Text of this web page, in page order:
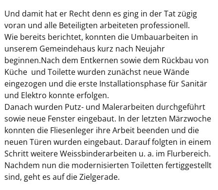
Und damit hat er Recht denn es ging in der Tat zügig
voran und alle Beteiligten arbeiteten professionell.
Wie bereits berichtet, konnten die Umbauarbeiten in
unserem Gemeindehaus kurz nach Neujahr
beginnen.Nach dem Entkernen sowie dem Rückbau von
Küche und Toilette wurden zunächst neue Wände
eingezogen und die erste Installationsphase für Sanitär
und Elektro konnte erfolgen.
Danach wurden Putz- und Malerarbeiten durchgeführt
sowie neue Fenster eingebaut. In der letzten Märzwoche
konnten die Fliesenleger ihre Arbeit beenden und die
neuen Türen wurden eingebaut. Darauf folgten in einem
Schritt weitere Weissbinderarbeiten u. a. im Flurbereich.
Nachdem nun die modernisierten Toiletten fertiggestellt
sind, geht es auf die Zielgerade.